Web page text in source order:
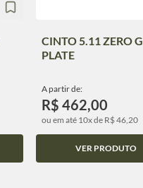
CINTO 5.11 ZERO G
PLATE
A partir de:
R$ 462,00
ou em até 10x de R$ 46,20
VER PRODUTO